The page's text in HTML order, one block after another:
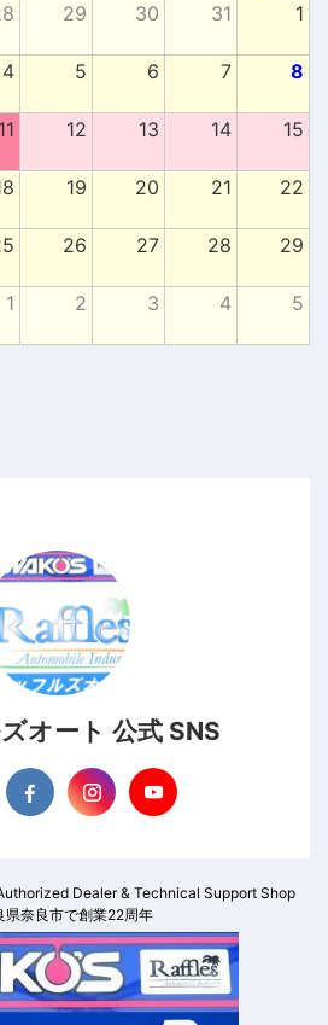
29 30 31 1
4 5 6 7 8
11 12 13 14 15
19 20 21 22
26 27 28 29
1 2 3 4 5
オート 公式 SNS
Dealer & Technical Support Shop
奈良市で創業22周年